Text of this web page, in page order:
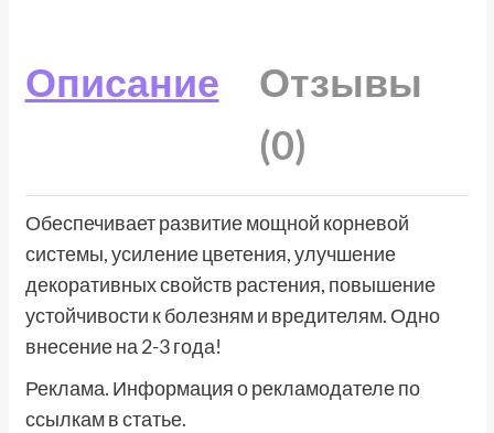
Описание
Отзывы
(0)
Обеспечивает развитие мощной корневой
системы, усиление цветения, улучшение
декоративных свойств растения, повышение
устойчивости к болезням и вредителям. Одно
внесение на 2-3 года!
Реклама. Информация о рекламодателе по
ссылкам в статье.